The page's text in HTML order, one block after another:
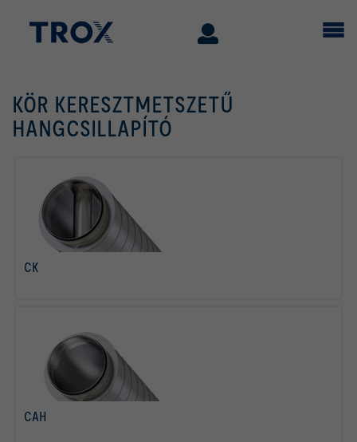
KÖR KERESZTMETSZETŰ
HANGCSILLAPÍTÓ
CK
CAH